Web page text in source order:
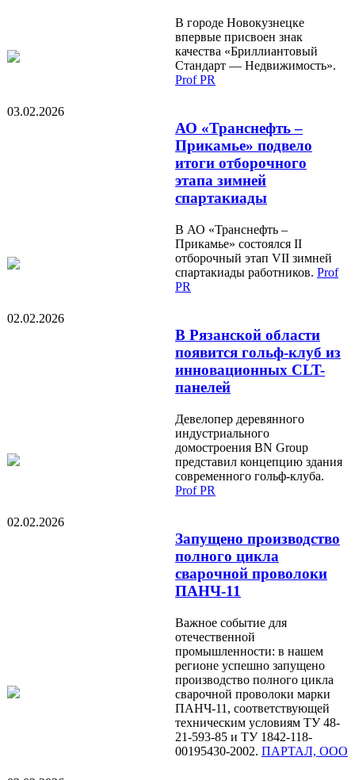
В городе Новокузнецке
впервые присвоен знак
качества «Бриллиантовый
Стандарт — Недвижимость».
Prof PR
03.02.2026
АО «Транснефть –
Прикамье» подвело
итоги отборочного
этапа зимней
спартакиады
В АО «Транснефть –
Прикамье» состоялся II
отборочный этап VII зимней
спартакиады работников. Prof
PR
02.02.2026
В Рязанской области
появится гольф-клуб из
инновационных CLT-
панелей
Девелопер деревянного
индустриального
домостроения BN Group
представил концепцию здания
современного гольф-клуба.
Prof PR
02.02.2026
Запущено производство
полного цикла
сварочной проволоки
ПАНЧ-11
Важное событие для
отечественной
промышленности: в нашем
регионе успешно запущено
производство полного цикла
сварочной проволоки марки
ПАНЧ-11, соответствующей
техническим условиям ТУ 48-
21-593-85 и ТУ 1842-118-
00195430-2002. ПАРТАЛ, ООО